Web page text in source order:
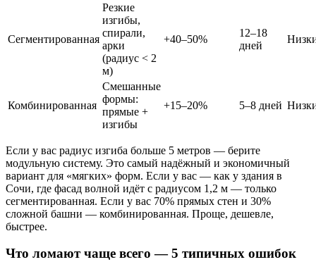
Сегментированная
Резкие
изгибы,
спирали,
арки
(радиус < 2
м)
+40–50%
12–18
дней
Комбинированная
Смешанные
формы:
прямые +
изгибы
+15–20% 5–8 дней
Если у вас радиус изгиба больше 5 метров — берите
модульную систему. Это самый надёжный и экономичный
вариант для «мягких» форм. Если у вас — как у здания в
Сочи, где фасад волной идёт с радиусом 1,2 м — только
сегментированная. Если у вас 70% прямых стен и 30%
сложной башни — комбинированная. Проще, дешевле,
быстрее.
Что ломают чаще всего — 5 типичных ошибок